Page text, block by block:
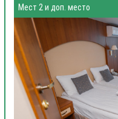
Мест 2 и доп. место